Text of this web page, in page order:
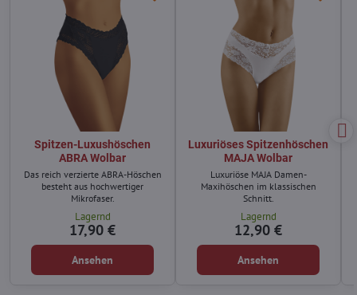
Spitzen-Luxushöschen
ABRA Wolbar
Das reich verzierte ABRA-Höschen
besteht aus hochwertiger
Mikrofaser.
Lagernd
17,90 €
Ansehen
Luxuriöses Spitzenhöschen
MAJA Wolbar
Luxuriöse MAJA Damen-
Maxihöschen im klassischen
Schnitt.
Lagernd
12,90 €
Ansehen